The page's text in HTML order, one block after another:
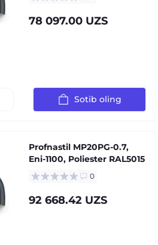
78 097.00 UZS
Sotib oling
Profnastil MP20PG-0.7,
Eni-1100, Poliester RAL5015
0
92 668.42 UZS